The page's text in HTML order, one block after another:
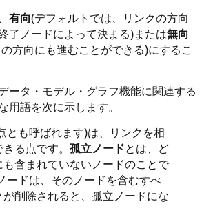
有向(デフォルトでは、リンクの方向
了ノードによって決まる)または無向
方向にも進むことができる)にするこ
ータ・モデル・グラフ機能に関連する
用語を次に示します。
とも呼ばれます)は、リンクを相
る点です。 孤立ノードとは、ど
含まれていないノードのことで
ードは、そのノードを含むすべ
削除されると、孤立ノードにな